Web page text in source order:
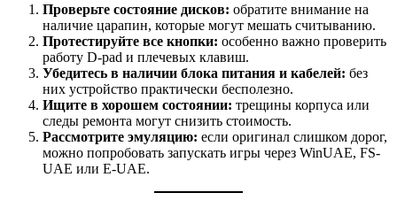
Проверьте состояние дисков: обратите внимание на
наличие царапин, которые могут мешать считыванию.
Протестируйте все кнопки: особенно важно проверить
работу D-pad и плечевых клавиш.
Убедитесь в наличии блока питания и кабелей: без
них устройство практически бесполезно.
Ищите в хорошем состоянии: трещины корпуса или
следы ремонта могут снизить стоимость.
Рассмотрите эмуляцию: если оригинал слишком дорог,
можно попробовать запускать игры через WinUAE, FS-
UAE или E-UAE.